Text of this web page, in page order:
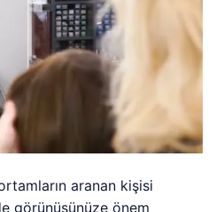
aranan kişisi
görünüşünüze önem